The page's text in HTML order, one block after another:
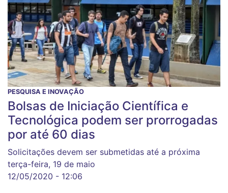
PESQUISA E INOVAÇÃO
Bolsas de Iniciação Científica e
Tecnológica podem ser prorrogadas
por até 60 dias
Solicitações devem ser submetidas até a próxima
terça-feira, 19 de maio
12/05/2020 - 12:06